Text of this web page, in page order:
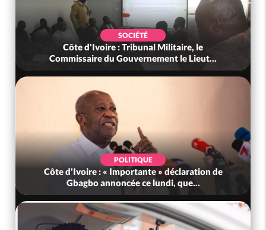
SOCIÉTÉ
Côte d'Ivoire : Tribunal Militaire, le
Commissaire du Gouvernement le Lieut...
POLITIQUE
Côte d'Ivoire : « Importante » déclaration de
Gbagbo annoncée ce lundi, que...